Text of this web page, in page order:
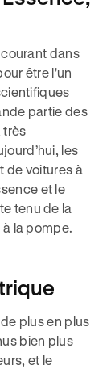
dans
être l'un
partie des
très
les
de voitures à
et le
tenu de la
la pompe.
plus en plus
bien plus
et le